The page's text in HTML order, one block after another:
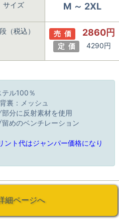
サイズ M ～ 2XL
（税込） 売 価 2860円
定 価 4290円
ル100％
裏：メッシュ
分に反射素材を使用
めのベンチレーション
ント代はジャンパー価格になり
細ページへ